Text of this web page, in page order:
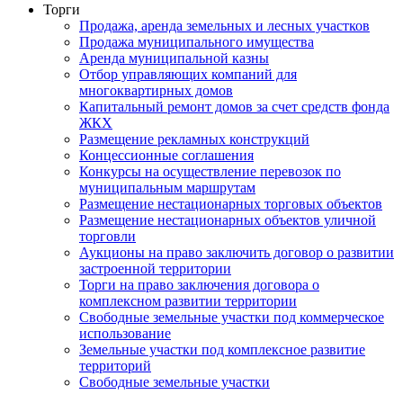
Торги
Продажа, аренда земельных и лесных участков
Продажа муниципального имущества
Аренда муниципальной казны
Отбор управляющих компаний для
многоквартирных домов
Капитальный ремонт домов за счет средств фонда
ЖКХ
Размещение рекламных конструкций
Концессионные соглашения
Конкурсы на осуществление перевозок по
муниципальным маршрутам
Размещение нестационарных торговых объектов
Размещение нестационарных объектов уличной
торговли
Аукционы на право заключить договор о развитии
застроенной территории
Торги на право заключения договора о
комплексном развитии территории
Свободные земельные участки под коммерческое
использование
Земельные участки под комплексное развитие
территорий
Свободные земельные участки